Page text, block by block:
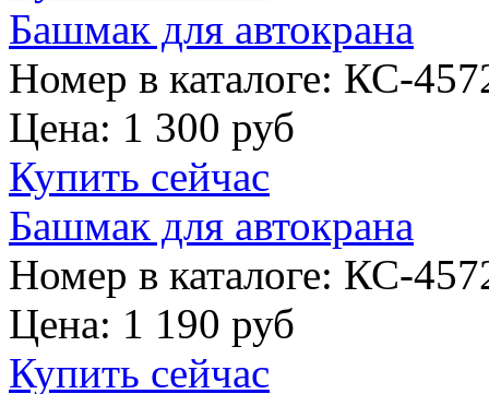
Башмак для автокрана
Номер в каталоге: КС-
Цена: 1 300 руб
Купить сейчас
Башмак для автокрана
Номер в каталоге: КС-
Цена: 1 190 руб
Купить сейчас